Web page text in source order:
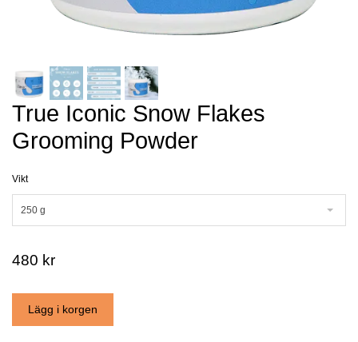
True Iconic Snow Flakes
Grooming Powder
Vikt
250 g
480 kr